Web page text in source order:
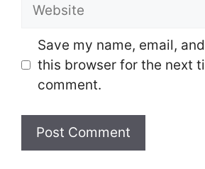
Save my name, email,
this browser for the next
comment.